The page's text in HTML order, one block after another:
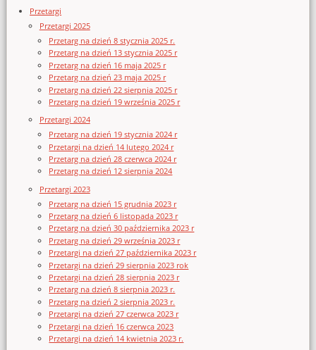
Przetargi
Przetargi 2025
Przetarg na dzień 8 stycznia 2025 r.
Przetarg na dzień 13 stycznia 2025 r
Przetarg na dzień 16 maja 2025 r
Przetarg na dzień 23 maja 2025 r
Przetarg na dzień 22 sierpnia 2025 r
Przetarg na dzień 19 września 2025 r
Przetargi 2024
Przetarg na dzień 19 stycznia 2024 r
Przetargi na dzień 14 lutego 2024 r
Przetarg na dzień 28 czerwca 2024 r
Przetarg na dzień 12 sierpnia 2024
Przetargi 2023
Przetarg na dzień 15 grudnia 2023 r
Przetarg na dzień 6 listopada 2023 r
Przetarg na dzień 30 października 2023 r
Przetarg na dzień 29 września 2023 r
Przetargi na dzień 27 października 2023 r
Przetargi na dzień 29 sierpnia 2023 rok
Przetargi na dzień 28 sierpnia 2023 r
Przetarg na dzień 8 sierpnia 2023 r.
Przetarg na dzień 2 sierpnia 2023 r.
Przetargi na dzień 27 czerwca 2023 r
Przetargi na dzień 16 czerwca 2023
Przetargi na dzień 14 kwietnia 2023 r.